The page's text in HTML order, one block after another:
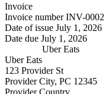
Invoice
Invoice numberINV-0002
Date of issue July 1, 2026
Date due July 1, 2026
Uber Eats
Uber Eats
123 Provider St
Provider City, PC 12345
Provider Country